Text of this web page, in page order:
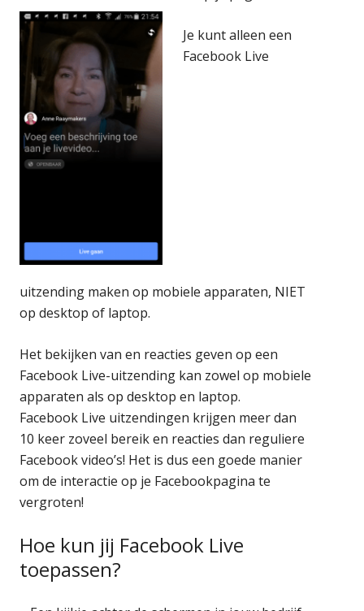
Je kunt alleen een
Facebook Live
uitzending maken op mobiele apparaten, NIET
op desktop of laptop.
Het bekijken van en reacties geven op een
Facebook Live-uitzending kan zowel op mobiele
apparaten als op desktop en laptop.
Facebook Live uitzendingen krijgen meer dan
10 keer zoveel bereik en reacties dan reguliere
Facebook video’s! Het is dus een goede manier
om de interactie op je Facebookpagina te
vergroten!
Hoe kun jij Facebook Live
toepassen?